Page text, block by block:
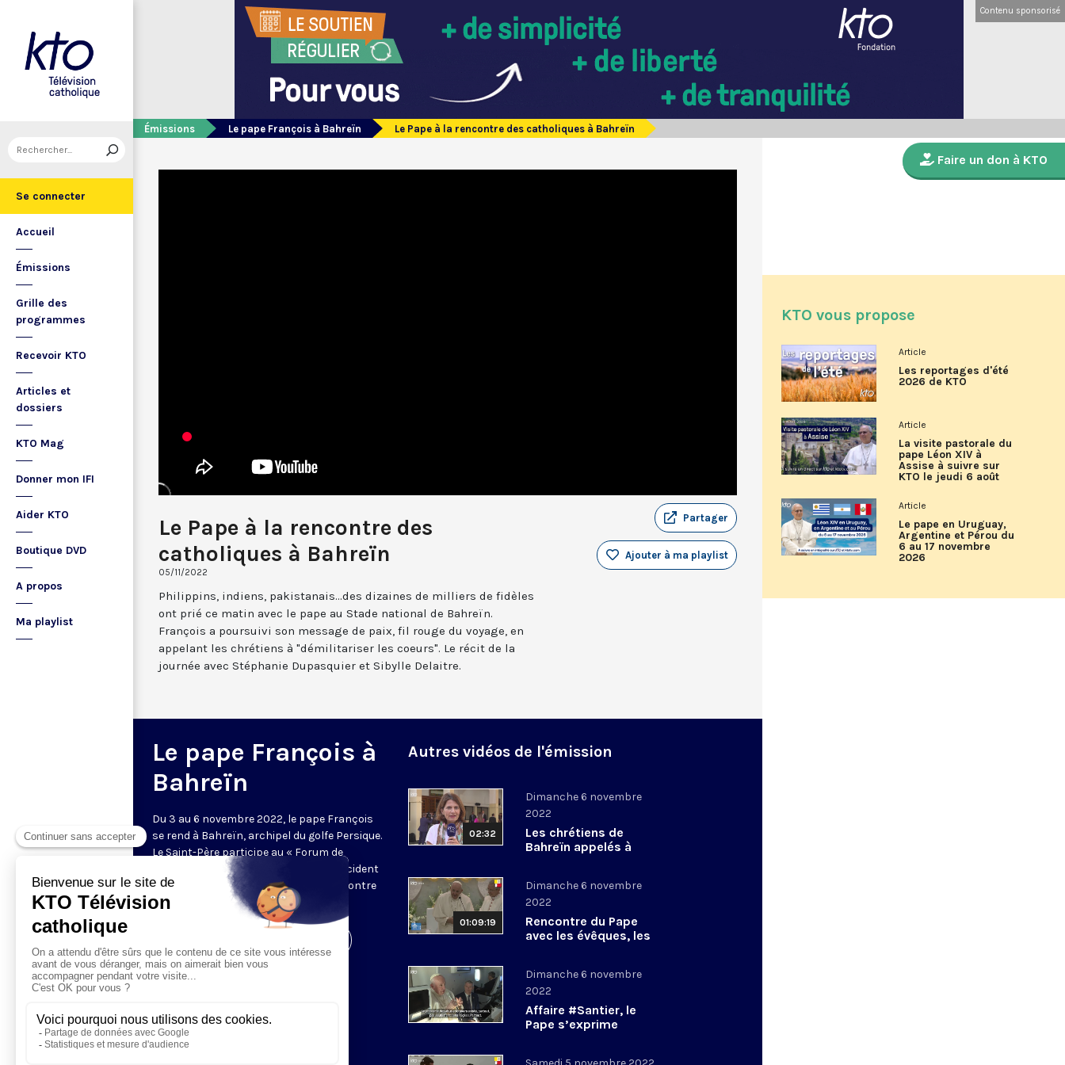
Se connecter
Accueil
Émissions
Grille des
programmes
Recevoir KTO
Articles et
dossiers
KTO Mag
Donner mon IFI
Aider KTO
Boutique DVD
A propos
Ma playlist
Contenu sponsorisé
Émissions Le pape François à Bahreïn Le Pape à la rencontre des catholiques à Bahreïn
Le Pape à la rencontre des
catholiques à Bahreïn
05/11/2022
Partager
Ajouter à ma playlist
Philippins, indiens, pakistanais...des dizaines de milliers de fidèles
ont prié ce matin avec le pape au Stade national de Bahreïn.
François a poursuivi son message de paix, fil rouge du voyage, en
appelant les chrétiens à "démilitariser les coeurs". Le récit de la
journée avec Stéphanie Dupasquier et Sibylle Delaitre.
Le pape François à
Bahreïn
Du 3 au 6 novembre 2022, le pape François
se rend à Bahreïn, archipel du golfe Persique.
Le Saint-Père participe au « Forum de
Bahreïn pour le dialogue : Orient et Occident
pour la coexistence humaine » et rencontre
les chrétiens du pays.
Autres vidéos de l'émission
02:32
Dimanche 6 novembre
2022
Les chrétiens de
Bahreïn appelés à
01:09:19
Dimanche 6 novembre
2022
Rencontre du Pape
avec les évêques, les
pastoraux de Bahreïn
Dimanche 6 novembre
2022
Affaire #Santier, le
Pape s’exprime
Faire un don à KTO
KTO vous propose
Article
Les reportages d'été
2026 de KTO
Article
La visite pastorale du
pape Léon XIV à
Assise à suivre sur
KTO le jeudi 6 août
Article
Le pape en Uruguay,
Argentine et Pérou du
6 au 17 novembre
2026